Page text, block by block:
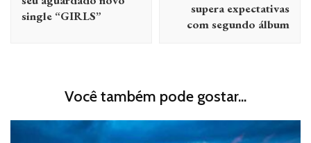
single “GIRLS”
supera expectativas
com segundo álbum
Você também pode gostar...